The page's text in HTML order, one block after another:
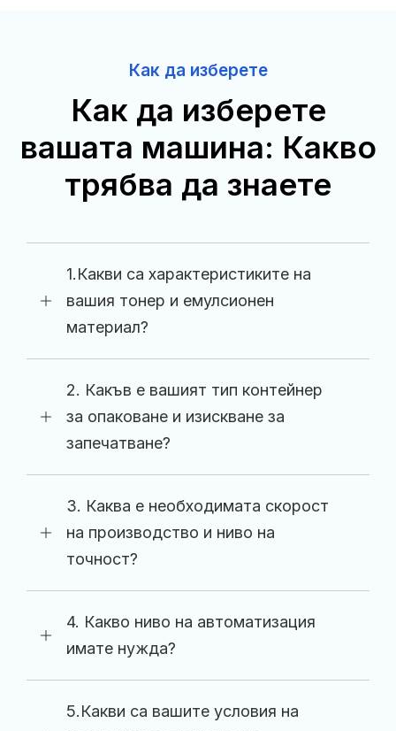
Как да изберете
Как да изберете
вашата машина: Какво
трябва да знаете
1.Какви са характеристиките на
вашия тонер и емулсионен
материал?
2. Какъв е вашият тип контейнер
за опаковане и изискване за
запечатване?
3. Каква е необходимата скорост
на производство и ниво на
точност?
4. Какво ниво на автоматизация
имате нужда?
5.Какви са вашите условия на